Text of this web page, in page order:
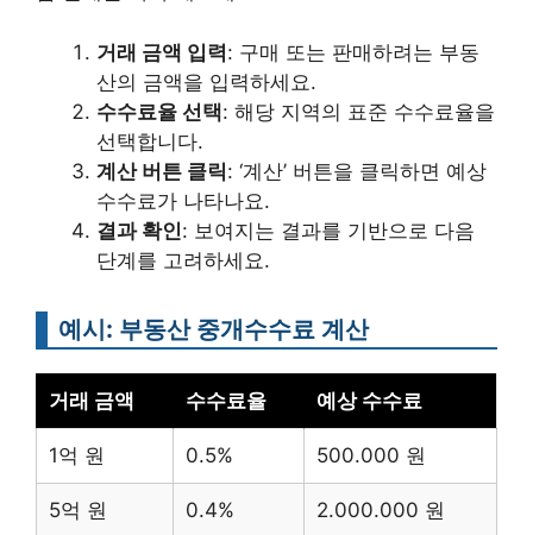
거래 금액 입력: 구매 또는 판매하려는 부동
산의 금액을 입력하세요.
수수료율 선택: 해당 지역의 표준 수수료율을
선택합니다.
계산 버튼 클릭: ‘계산’ 버튼을 클릭하면 예상
수수료가 나타나요.
결과 확인: 보여지는 결과를 기반으로 다음
단계를 고려하세요.
예시: 부동산 중개수수료 계산
거래 금액 수수료율 예상 수수료
1억 원 0.5% 500.000 원
5억 원 0.4% 2.000.000 원